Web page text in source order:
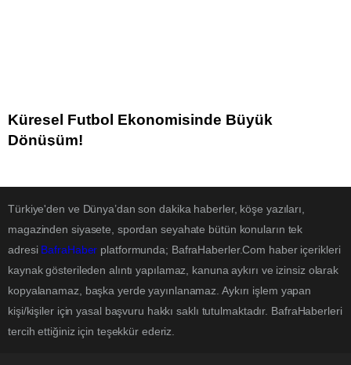
Küresel Futbol Ekonomisinde Büyük
Dönüşüm!
Türkiye'den ve Dünya’dan son dakika haberler, köşe yazıları,
magazinden siyasete, spordan seyahate bütün konuların tek
adresi BafraHaber platformunda; BafraHaberler.Com haber içerikleri
kaynak gösterileden alıntı yapılamaz, kanuna aykırı ve izinsiz olarak
kopyalanamaz, başka yerde yayınlanamaz. Aykırı işlem yapan
kişi/kişiler için yasal başvuru hakkı saklı tutulmaktadır. BafraHaberleri
tercih ettiğiniz için teşekkür ederiz.